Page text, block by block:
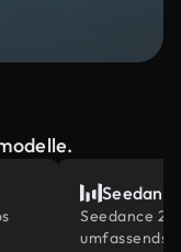
Seedance